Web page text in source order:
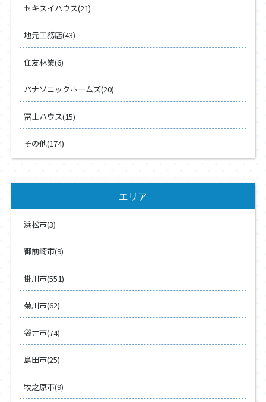
セキスイハウス(21)
地元工務店(43)
住友林業(6)
パナソニックホームズ(20)
冨士ハウス(15)
その他(174)
エリア
浜松市(3)
御前崎市(9)
掛川市(551)
菊川市(62)
袋井市(74)
島田市(25)
牧之原市(9)